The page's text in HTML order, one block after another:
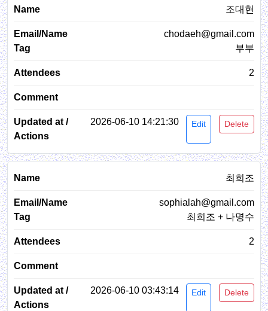
조대현
chodaeh@gmail.com
부부
2
2026-06-10 14:21:30 Edit Delete
최희조
sophialah@gmail.com
최희조 + 나명수
2
2026-06-10 03:43:14 Edit Delete